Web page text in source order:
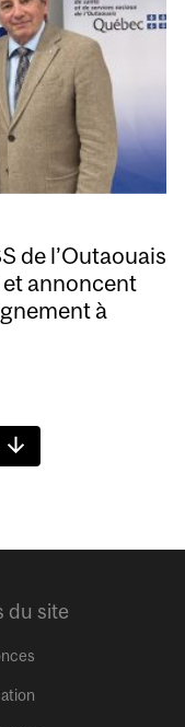
de l’Outaouais
annoncent
à
du site